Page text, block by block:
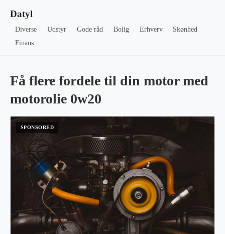
Datyl
Diverse Udstyr Gode råd Bolig Erhverv
Skønhed
Finans
Få flere fordele til din motor med
motorolie 0w20